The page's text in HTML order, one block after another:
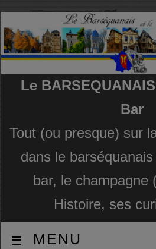
Le
Bar
Tout (ou presque) sur
dans le
bar, le champagne
Histoire, ses
MENU